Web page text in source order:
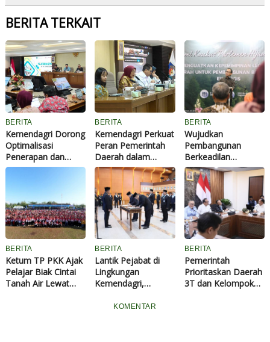
BERITA TERKAIT
BERITA
Kemendagri Dorong
Optimalisasi
Penerapan dan
Pelaporan SPM
Sungai Selatan
Tahun 2026
BERITA
Kemendagri Perkuat
Peran Pemerintah
Daerah dalam
Penerapan
Kebijakan
Penyelenggaraan
Transmigrasi
BERITA
Wujudkan
Pembangunan
Berkeadilan
Ekologis,
Wamendagri Bima
Dorong Legislator
Daerah Perkuat
Kepemimpinan
BERITA
Ketum TP PKK Ajak
Pelajar Biak Cintai
Tanah Air Lewat
BERITA
Lantik Pejabat di
Lingkungan
Kemendagri,
ASN Tingkatkan
BERITA
Pemerintah
Prioritaskan Daerah
3T dan Kelompok
KOMENTAR